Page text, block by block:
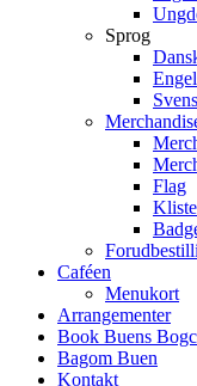
Sprog
Flag
Caféen
Menukort
Arrangementer
Book Buens
Bagom Buen
Kontakt